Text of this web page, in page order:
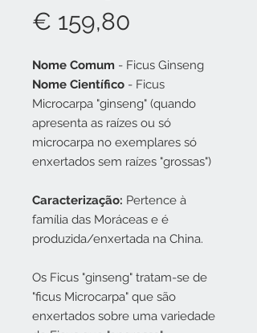
€ 159,80
Nome Comum - Ficus Ginseng
Nome Científico - Ficus
Microcarpa "ginseng" (quando
apresenta as raízes ou só
microcarpa no exemplares só
enxertados sem raízes "grossas")
Caracterização: Pertence à
família das Moráceas e é
produzida/enxertada na China.
Os Ficus "ginseng" tratam-se de
"ficus Microcarpa" que são
enxertados sobre uma variedade